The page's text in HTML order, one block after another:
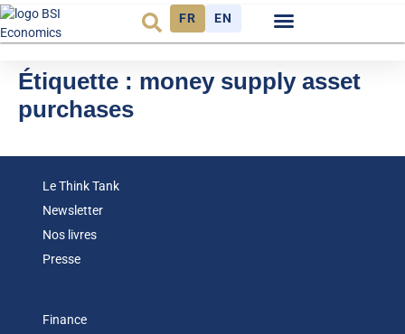
FR EN
Étiquette : money supply asset
purchases
Le Think Tank
Newsletter
Nos livres
Presse
Finance